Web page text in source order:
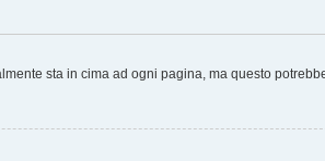
sta in cima ad ogni pagina, ma questo